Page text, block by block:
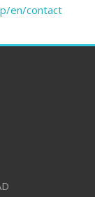
en/contact